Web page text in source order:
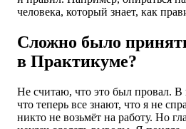
человека, который знает, как
Сложно было
в Практикуме?
Не считаю, что это был провал. В
что теперь все знают, что я не
никто не возьмёт на работу. Но